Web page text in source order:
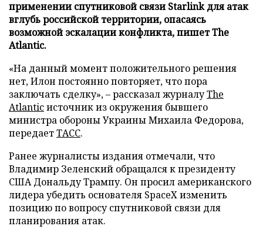
применении спутниковой связи Starlink для атак
вглубь российской территории, опасаясь
возможной эскалации конфликта, пишет The
Atlantic.
«На данный момент положительного решения
нет, Илон постоянно повторяет, что пора
заключать сделку», – рассказал журналуThe
Atlanticисточник из окружения бывшего
министра обороны Украины Михаила Федорова,
передаетТАСС.
Ранее журналисты издания отмечали, что
Владимир Зеленский обращался к президенту
США Дональду Трампу. Он просил американского
лидера убедить основателя SpaceX изменить
позицию по вопросу спутниковой связи для
планирования атак.